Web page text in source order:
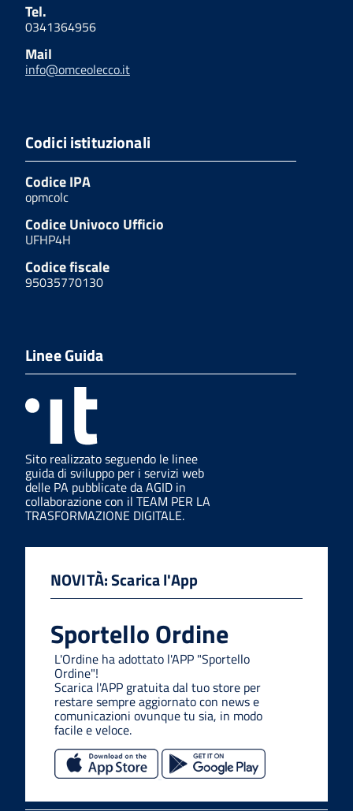
Tel.
0341364956
Mail
info@omceolecco.it
Codici istituzionali
Codice IPA
opmcolc
Codice Univoco Ufficio
UFHP4H
Codice fiscale
95035770130
Linee Guida
Sito realizzato seguendo le linee
guida di sviluppo per i servizi web
delle PA pubblicate da AGID in
collaborazione con il TEAM PER LA
TRASFORMAZIONE DIGITALE.
NOVITÀ: Scarica l'App
Sportello Ordine
L'Ordine ha adottato l'APP "Sportello
Ordine"!
Scarica l'APP gratuita dal tuo store per
restare sempre aggiornato con news e
comunicazioni ovunque tu sia, in modo
facile e veloce.